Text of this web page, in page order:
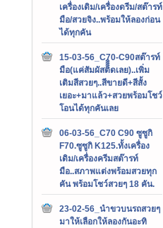
เครื่องเดิม/เครื่องดรีม/สต๊ารท์
มือ/สวยจิง..พร้อมให้ลองก่อน
ได้ทุกคัน
15-03-56_C70-C90สต๊ารท์
มือ(แค่สัมผัสติิิิดเลย)..เพิ่ม
เติมสีสวยๆ..สีขายดี+สีสั้ง
เยอะ+มาแล้ว+สวยพร้อมโชว์
โอนได้ทุกคันเลย
06-03-56_C70 C90 ซูซูกิ
F70.ซูซูกิ K125.ทั้งเครื่อง
เดิม/เครื่องครีมสต๊ารท์
มือ..สภาพแต่งพร้อมสวยทุก
คัน พร้อมโชว์สวยๆ 18 คัน.
23-02-56_นำขวบนรถสวยๆ
มาให้เลือกให้ลองกันอะทิ